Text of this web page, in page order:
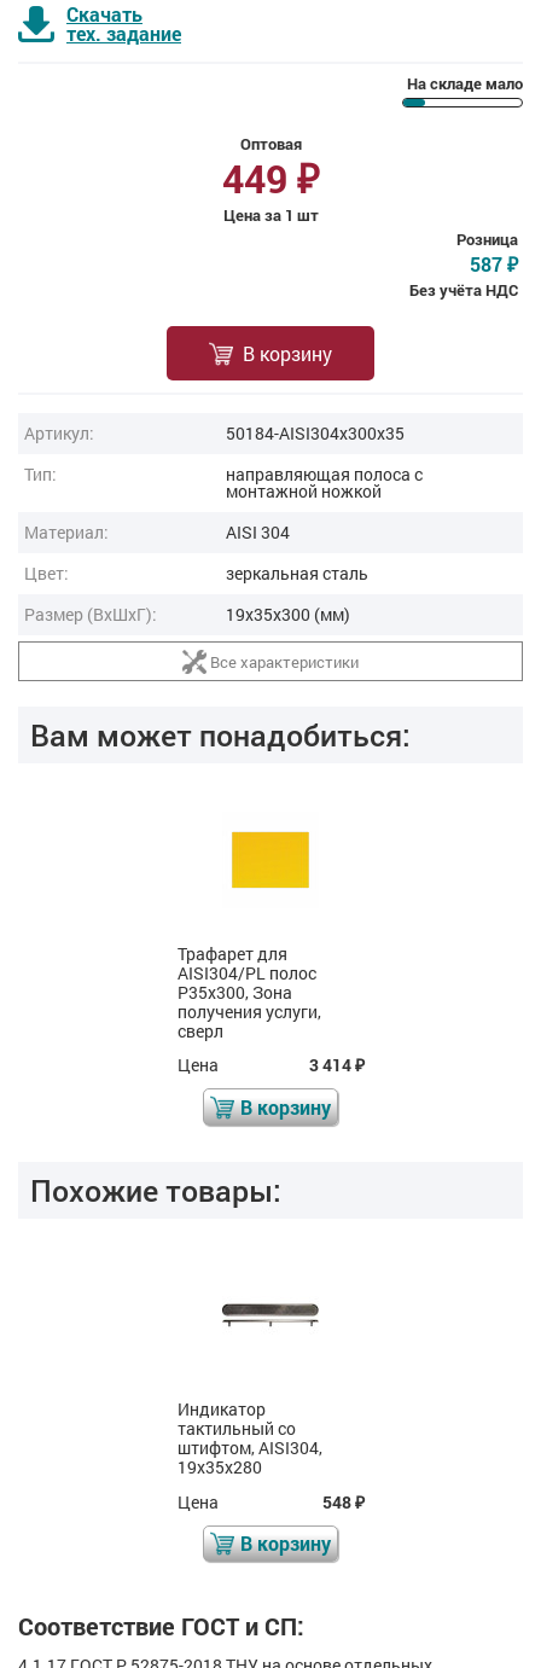
Скачать
тех. задание
На складе мало
Оптовая
449 ₽
Цена за 1 шт
Розница
587 ₽
Без учёта НДС
В корзину
Артикул:
50184-AISI304x300x35
Тип:
направляющая полоса с
монтажной ножкой
Материал:
AISI 304
Цвет:
зеркальная сталь
Размер (ВxШxГ):
19x35x300 (мм)
Все характеристики
Вам может понадобиться:
Трафарет для
AISI304/PL полос
Р35x300, Зона
получения услуги,
сверл
Цена
3 414₽
В корзину
Похожие товары:
Индикатор
тактильный со
штифтом, AISI304,
19х35х280
Цена
548₽
В корзину
Соответствие ГОСТ и СП: